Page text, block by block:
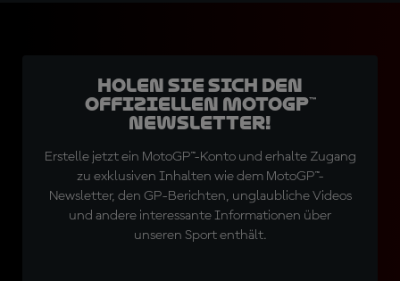
Holen Sie sich den
offiziellen MotoGP™
Newsletter!
Erstelle jetzt ein MotoGP™-Konto und erhalte Zugang
zu exklusiven Inhalten wie dem MotoGP™-
Newsletter, den GP-Berichten, unglaubliche Videos
und andere interessante Informationen über
unseren Sport enthält.